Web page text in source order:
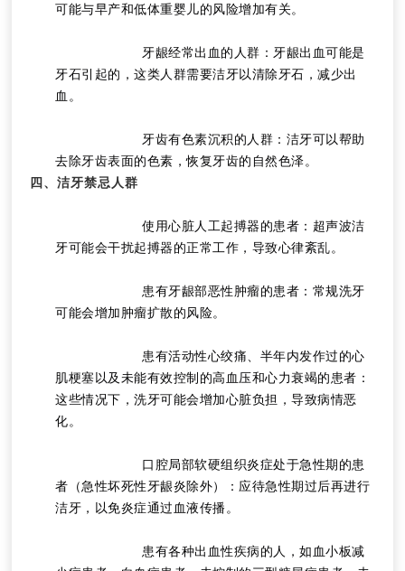
可能与早产和低体重婴儿的风险增加有关。
牙石引起的，这类人群需要洁牙以清除牙石，减少出
血。
去除牙齿表面的色素，恢复牙齿的自然色泽。
四、洁牙禁忌人群
			使用心脏人工起搏器的患者：超声波洁
牙可能会干扰起搏器的正常工作，导致心律紊乱。
			患有牙龈部恶性肿瘤的患者：常规洗牙
可能会增加肿瘤扩散的风险。
			患有活动性心绞痛、半年内发作过的心
肌梗塞以及未能有效控制的高血压和心力衰竭的患者：
这些情况下，洗牙可能会增加心脏负担，导致病情恶
化。
者（急性坏死性牙龈炎除外）：应待急性期过后再进行
洁牙，以免炎症通过血液传播。
			患有各种出血性疾病的人，如血小板减